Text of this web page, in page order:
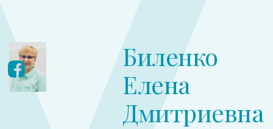
Биленко
Елена
Дмитриевна